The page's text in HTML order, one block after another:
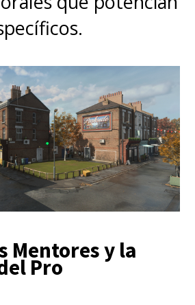
Mentores y la
Pro